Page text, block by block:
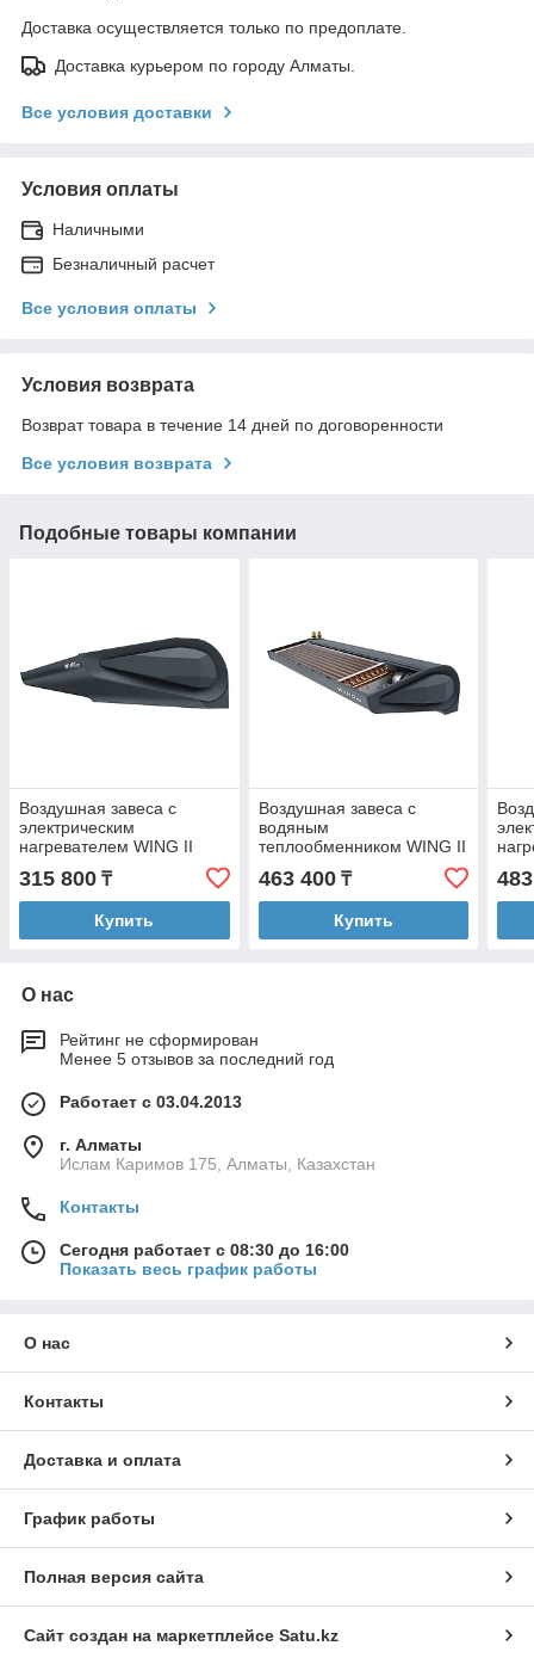
Доставка осуществляется только по предоплате.
Доставка курьером по городу Алматы.
Все условия доставки
Условия оплаты
Наличными
Безналичный расчет
Все условия оплаты
Условия возврата
Возврат товара в течение 14 дней по договоренности
Все условия возврата
Подобные товары компании
Воздушная завеса с
электрическим
нагревателем WING II
E100 EC Серый антрацит
(RAL 7016)
315 800 ₸
Купить
Воздушная завеса с
водяным
теплообменником WING II
W200 EC Серый антрацит
(RAL 7016)
463 400₸
Купить
О нас
Рейтинг не сформирован
Менее 5 отзывов за последний год
Работает с 03.04.2013
г. Алматы
Ислам Каримов 175, Алматы, Казахстан
Контакты
Сегодня работает с 08:30 до 16:00
Показать весь график работы
О нас
Контакты
Доставка и оплата
График работы
Полная версия сайта
Сайт создан на маркетплейсе Satu.kz